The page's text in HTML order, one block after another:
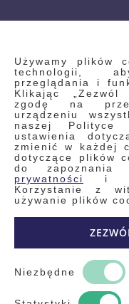
Używamy plików
technologii,
przeglądania i
Klikając „Zezwól
zgodę na
urządzeniu
naszej Polityce
ustawienia
zmienić w każdej
dotyczące plików
do
prywatności
i
Korzystanie z
używanie plików
Niezbędne
Regulamin
Polityka
Wyszukiwane frazy
Wyszukiwanie
Zamówienia
Skontaktuj się z
Odstąp od umowy
Kontakt